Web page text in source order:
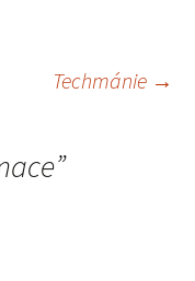
Techmánie →
”